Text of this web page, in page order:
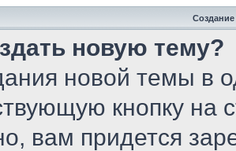
новую тему?
новой темы в
кнопку
вам придется